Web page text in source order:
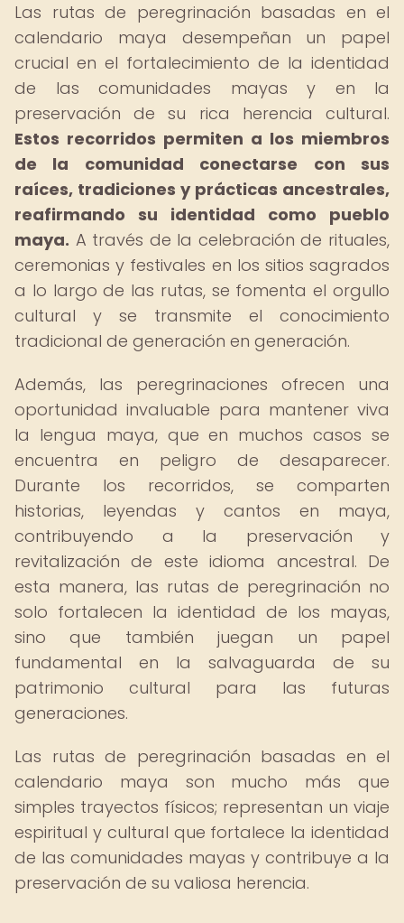
Las rutas de peregrinación basadas en el
calendario maya desempeñan un papel
crucial en el fortalecimiento de la identidad
de las comunidades mayas y en la
preservación de su rica herencia cultural.
Estos recorridos permiten a los miembros
de la comunidad conectarse con sus
raíces, tradiciones y prácticas ancestrales,
reafirmando su identidad como pueblo
maya. A través de la celebración de rituales,
ceremonias y festivales en los sitios sagrados
a lo largo de las rutas, se fomenta el orgullo
cultural y se transmite el conocimiento
tradicional de generación en generación.
Además, las peregrinaciones ofrecen una
oportunidad invaluable para mantener viva
la lengua maya, que en muchos casos se
encuentra en peligro de desaparecer.
Durante los recorridos, se comparten
historias, leyendas y cantos en maya,
contribuyendo a la preservación y
revitalización de este idioma ancestral. De
esta manera, las rutas de peregrinación no
solo fortalecen la identidad de los mayas,
sino que también juegan un papel
fundamental en la salvaguarda de su
patrimonio cultural para las futuras
generaciones.
Las rutas de peregrinación basadas en el
calendario maya son mucho más que
simples trayectos físicos; representan un viaje
espiritual y cultural que fortalece la identidad
de las comunidades mayas y contribuye a la
preservación de su valiosa herencia.